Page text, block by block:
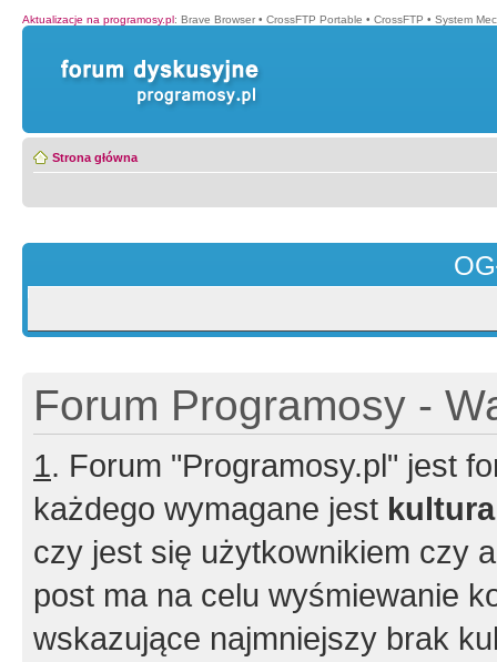
Aktualizacje na programosy.pl: Brave Browser • CrossFTP Portable • CrossFTP • System
Strona główna
Forum Programosy -
1. Forum "Programosy.pl" jest
każdego wymagane jest
czy jest się użytkownikiem czy
post ma na celu wyśmiewanie
wskazujące najmniejszy brak